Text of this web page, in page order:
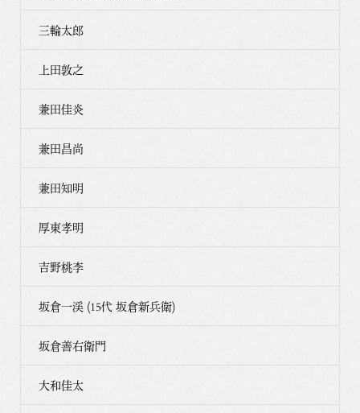
三輪太郎
上田敦之
兼田佳炎
兼田昌尚
兼田知明
厚東孝明
吉野桃李
坂倉一渓 (15代 坂倉新兵衛)
坂倉善右衛門
大和佳太